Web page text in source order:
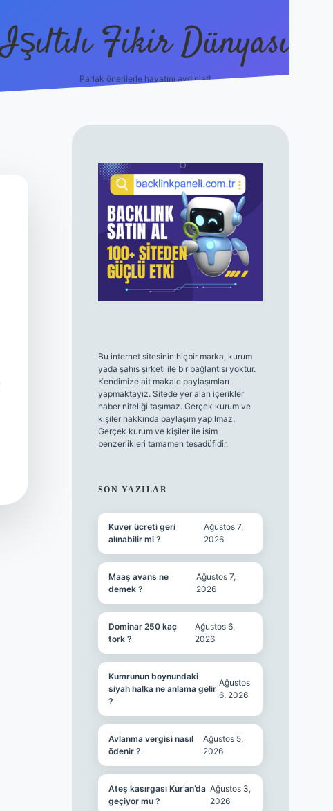
Işıltılı Fikir Dünyası
Parlak önerilerle hayatını aydınlat!
SIDEBAR
Bu internet sitesinin hiçbir marka, kurum
yada şahıs şirketi ile bir bağlantısı yoktur.
Kendimize ait makale paylaşımları
yapmaktayız. Sitede yer alan içerikler
haber niteliği taşımaz. Gerçek kurum ve
kişiler hakkında paylaşım yapılmaz.
Gerçek kurum ve kişiler ile isim
benzerlikleri tamamen tesadüfidir.
SON YAZILAR
Kuver ücreti geri
alınabilir mi ?
Ağustos 7,
2026
Maaş avans ne
demek ?
Ağustos 7,
2026
Dominar 250 kaç
tork ?
Ağustos 6,
2026
Kumrunun boynundaki
siyah halka ne anlama gelir
?
Ağustos
6, 2026
Avlanma vergisi nasıl
ödenir ?
Ağustos 5,
2026
Ateş kasırgası Kur’an’da
geçiyor mu ?
Ağustos 3,
2026
ilbet canlı